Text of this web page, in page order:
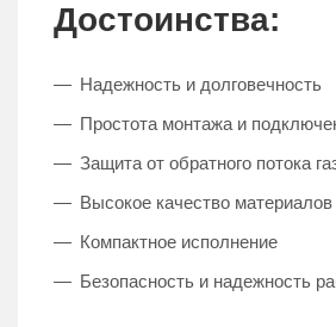
Достоинства:
Надежность и долговечность
Простота монтажа и
Защита от обратного потока
Высокое качество материалов
Компактное исполнение
Безопасность и надежность